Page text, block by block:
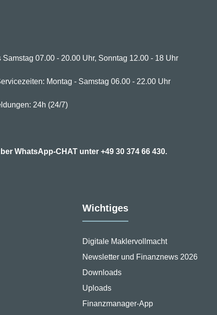
07.00 - 20.00 Uhr, Sonntag 12.00 - 18 Uhr
Montag - Samstag 06.00 - 22.00 Uhr
24h (24/7)
WhatsApp-CHAT unter +49 30 374 66 430.
Wichtiges
Digitale Maklervollmacht
Newsletter und Finanznews 2026
Downloads
Uploads
Finanzmanager-App